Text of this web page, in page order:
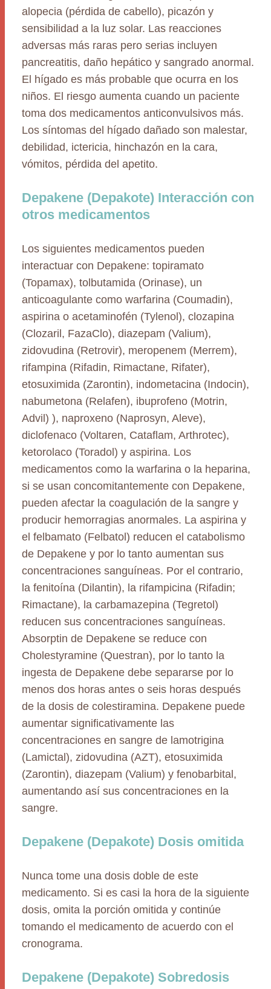
alopecia (pérdida de cabello), picazón y
sensibilidad a la luz solar. Las reacciones
adversas más raras pero serias incluyen
pancreatitis, daño hepático y sangrado anormal.
El hígado es más probable que ocurra en los
niños. El riesgo aumenta cuando un paciente
toma dos medicamentos anticonvulsivos más.
Los síntomas del hígado dañado son malestar,
debilidad, ictericia, hinchazón en la cara,
vómitos, pérdida del apetito.
Depakene (Depakote) Interacción con
otros medicamentos
Los siguientes medicamentos pueden
interactuar con Depakene: topiramato
(Topamax), tolbutamida (Orinase), un
anticoagulante como warfarina (Coumadin),
aspirina o acetaminofén (Tylenol), clozapina
(Clozaril, FazaClo), diazepam (Valium),
zidovudina (Retrovir), meropenem (Merrem),
rifampina (Rifadin, Rimactane, Rifater),
etosuximida (Zarontin), indometacina (Indocin),
nabumetona (Relafen), ibuprofeno (Motrin,
Advil) ), naproxeno (Naprosyn, Aleve),
diclofenaco (Voltaren, Cataflam, Arthrotec),
ketorolaco (Toradol) y aspirina. Los
medicamentos como la warfarina o la heparina,
si se usan concomitantemente con Depakene,
pueden afectar la coagulación de la sangre y
producir hemorragias anormales. La aspirina y
el felbamato (Felbatol) reducen el catabolismo
de Depakene y por lo tanto aumentan sus
concentraciones sanguíneas. Por el contrario,
la fenitoína (Dilantin), la rifampicina (Rifadin;
Rimactane), la carbamazepina (Tegretol)
reducen sus concentraciones sanguíneas.
Absorptin de Depakene se reduce con
Cholestyramine (Questran), por lo tanto la
ingesta de Depakene debe separarse por lo
menos dos horas antes o seis horas después
de la dosis de colestiramina. Depakene puede
aumentar significativamente las
concentraciones en sangre de lamotrigina
(Lamictal), zidovudina (AZT), etosuximida
(Zarontin), diazepam (Valium) y fenobarbital,
aumentando así sus concentraciones en la
sangre.
Depakene (Depakote) Dosis omitida
Nunca tome una dosis doble de este
medicamento. Si es casi la hora de la siguiente
dosis, omita la porción omitida y continúe
tomando el medicamento de acuerdo con el
cronograma.
Depakene (Depakote) Sobredosis